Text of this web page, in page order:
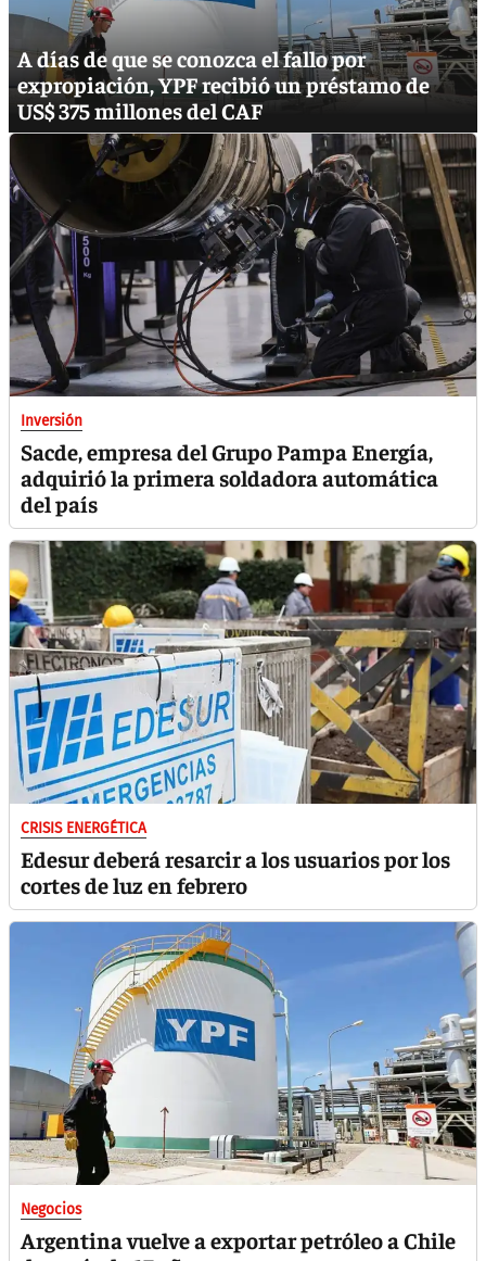
A días de que se conozca el fallo por
expropiación, YPF recibió un préstamo de
US$ 375 millones del CAF
Inversión
Sacde, empresa del Grupo Pampa Energía,
adquirió la primera soldadora automática
del país
CRISIS ENERGÉTICA
Edesur deberá resarcir a los usuarios por los
cortes de luz en febrero
Negocios
Argentina vuelve a exportar petróleo a Chile